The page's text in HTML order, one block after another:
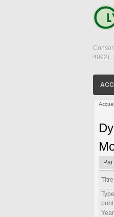
4092)
Par
Titre